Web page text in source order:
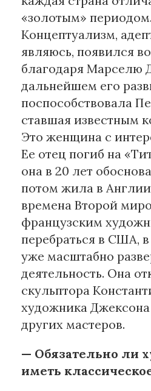
«золотым» периодом.
Концептуализм,
являюсь, появился
благодаря Марселю
дальнейшем его
поспособствовала
ставшая известным
Это женщина с
Ее отец погиб на
она в 20 лет
потом жила в
времена Второй
французским
перебраться в США,
уже масштабно
деятельность. Она
скульптора
художника
других мастеров.
— Обязательно ли
иметь